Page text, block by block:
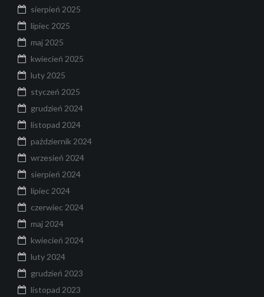
sierpień 2025
lipiec 2025
maj 2025
kwiecień 2025
luty 2025
styczeń 2025
grudzień 2024
listopad 2024
październik 2024
wrzesień 2024
sierpień 2024
lipiec 2024
czerwiec 2024
maj 2024
kwiecień 2024
luty 2024
grudzień 2023
listopad 2023